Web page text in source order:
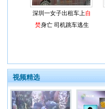
深圳一女子出租车上自
焚身亡 司机跳车逃生
视频精选